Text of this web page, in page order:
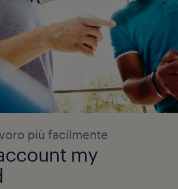
più facilmente
my